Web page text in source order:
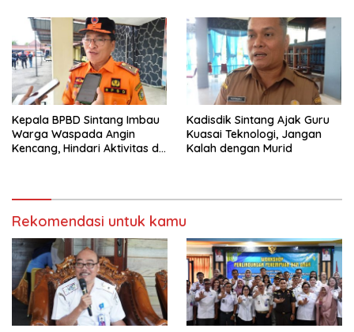
Kepala BPBD Sintang Imbau
Warga Waspada Angin
Kencang, Hindari Aktivitas di
Kadisdik Sintang Ajak Guru
Kuasai Teknologi, Jangan
Kalah dengan Murid
Rekomendasi untuk kamu